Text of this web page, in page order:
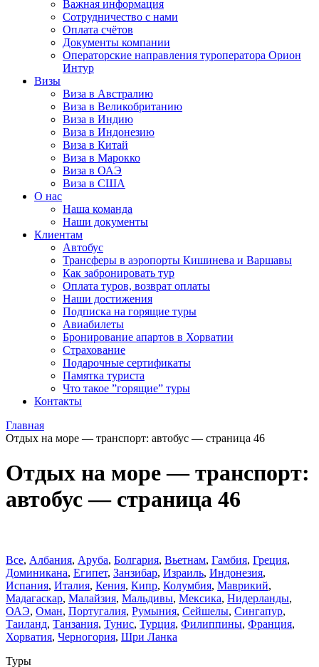
Важная информация
Сотрудничество с нами
Оплата счётов
Документы компании
Операторские направления туроператора Орион
Интур
Визы
Виза в Австралию
Виза в Великобританию
Виза в Индию
Виза в Индонезию
Виза в Китай
Виза в Марокко
Виза в ОАЭ
Виза в США
О нас
Наша команда
Наши документы
Клиентам
Автобус
Трансферы в аэропорты Кишинева и Варшавы
Как забронировать тур
Оплата туров, возврат оплаты
Наши достижения
Подписка на горящие туры
Авиабилеты
Бронирование апартов в Хорватии
Страхование
Подарочные сертификаты
Памятка туриста
Что такое ”горящие” туры
Контакты
Главная
Отдых на море — транспорт: автобус — страница 46
Отдых на море — транспорт:
автобус — страница 46
Все, Албания, Аруба, Болгария, Вьетнам, Гамбия, Греция,
Доминиканa, Египет, Занзибар, Израиль, Индонезия,
Испания, Италия, Кения, Кипр, Колумбия, Маврикий,
Мадагаскар, Малайзия, Мальдивы, Мексика, Нидерланды,
ОАЭ, Оман, Португалия, Румыния, Сейшелы, Сингапур,
Таиланд, Танзания, Тунис, Турция, Филиппины, Франция,
Хорватия, Черногория, Шри Ланка
Туры